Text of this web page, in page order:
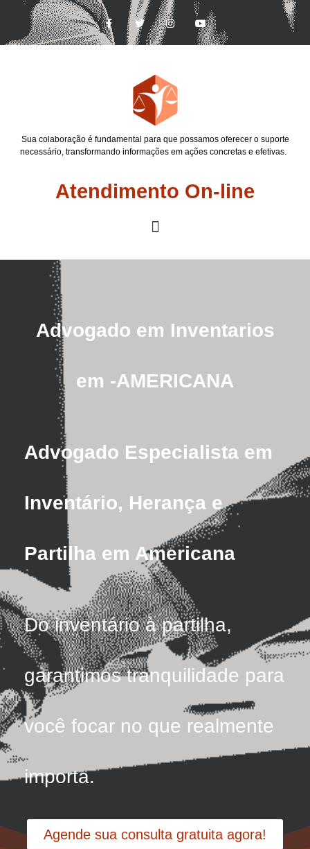
Sua colaboração é fundamental para que possamos oferecer o suporte
necessário, transformando informações em ações concretas e efetivas.
Atendimento On-line
Advogado em Inventarios
em -AMERICANA
Advogado Especialista em
Inventário, Herança e
Partilha em Americana
Do inventário à partilha,
garantimos tranquilidade para
você focar no que realmente
importa.
Agende sua consulta gratuita agora!